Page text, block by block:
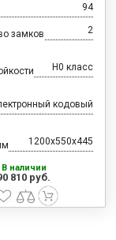
94
замков 2
H0 класс
кодовый
1200x550x445
В наличии
810 руб.